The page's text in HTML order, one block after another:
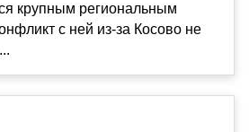
крупным региональным
с ней из-за Косово не